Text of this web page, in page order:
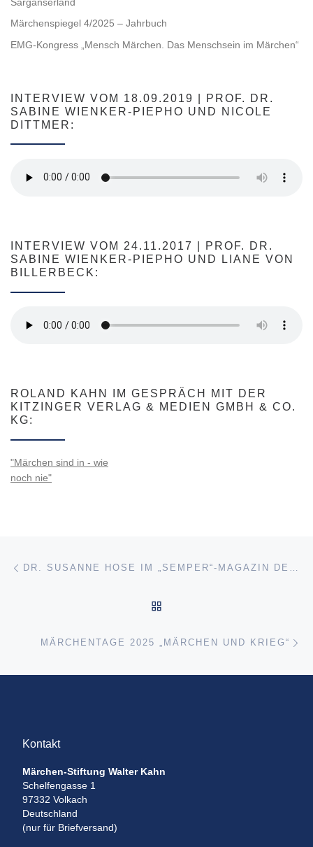
Märchenspiegel 4/2025 – Jahrbuch
EMG-Kongress „Mensch Märchen. Das Menschsein im Märchen“
INTERVIEW VOM 18.09.2019 | PROF. DR.
SABINE WIENKER-PIEPHO UND NICOLE
DITTMER:
INTERVIEW VOM 24.11.2017 | PROF. DR.
SABINE WIENKER-PIEPHO UND LIANE VON
BILLERBECK:
ROLAND KAHN IM GESPRÄCH MIT DER
KITZINGER VERLAG & MEDIEN GMBH & CO.
KG:
"Märchen sind in - wie
noch nie"
Beitragsnavigation DR. SUSANNE HOSE IM „SEMPER“-MAGAZIN DER SEMPEROPER DRESDEN (HEFT 2.2024/25)
MÄRCHENTAGE 2025 „MÄRCHEN UND KRIEG“
Kontakt
Märchen-Stiftung Walter Kahn
Schelfengasse 1
97332 Volkach
Deutschland
(nur für Briefversand)